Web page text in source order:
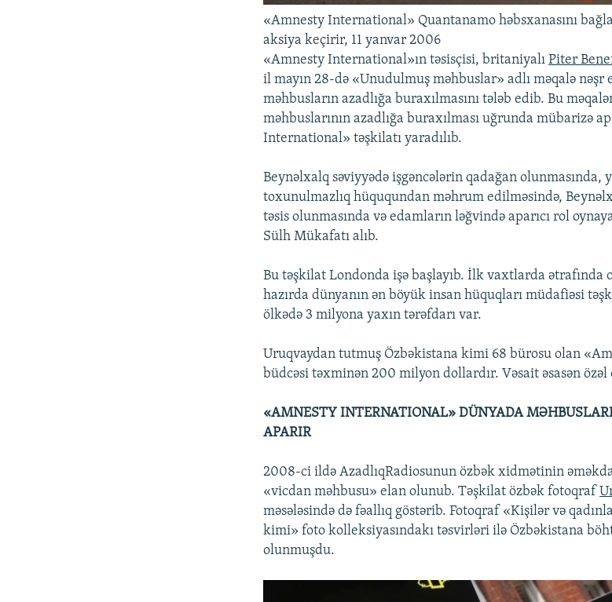
«Amnesty International» Quantanamo həbsxanasını
aksiya keçirir, 11 yanvar 2006
«Amnesty International»ın təsisçisi, britaniyalıPiter
il mayın 28-də «Unudulmuş məhbuslar» adlı məqalə nəşr
məhbusların azadlığa buraxılmasını tələb edib. Bu
məhbuslarının azadlığa buraxılması uğrunda mübarizə
International» təşkilatı yaradılıb.
Beynəlxalq səviyyədə işgəncələrin qadağan olunmasında,
toxunulmazlıq hüququndan məhrum edilməsində,
təsis olunmasında və edamların ləğvində aparıcı rol
Sülh Mükafatı alıb.
Bu təşkilat Londonda işə başlayıb. İlk vaxtlarda
hazırda dünyanın ən böyük insan hüquqları müdafiəsi
ölkədə 3 milyona yaxın tərəfdarı var.
Uruqvaydan tutmuş Özbəkistana kimi 68 bürosu olan
büdcəsi təxminən 200 milyon dollardır. Vəsait əsasən
«AMNESTY INTERNATIONAL» DÜNYADA
APARIR
2008-ci ildə AzadlıqRadiosunun özbək xidmətinin
«vicdan məhbusu» elan olunub. Təşkilat özbək fotoqraf
məsələsində də fəallıq göstərib. Fotoqraf «Kişilər və
kimi» foto kolleksiyasındakı təsvirləri ilə Özbəkistana
olunmuşdu.